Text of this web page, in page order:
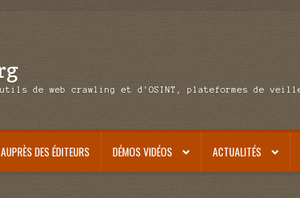
de web crawling et d'OSINT, plateformes de
DES ÉDITEURS DÉMOS VIDÉOS ACTUALITÉS